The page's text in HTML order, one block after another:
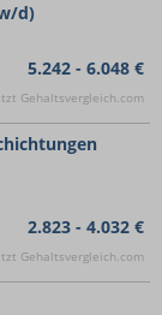
d)
5.242 - 6.048 €
Gehaltsvergleich.com
2.823 - 4.032 €
Gehaltsvergleich.com